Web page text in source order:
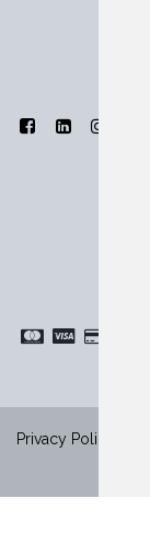
Privacy Policy